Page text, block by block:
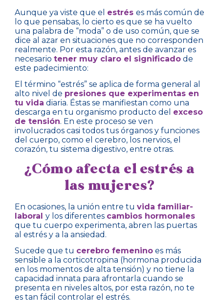
Aunque ya viste que el estrés es más común de
lo que pensabas, lo cierto es que se ha vuelto
una palabra de “moda” o de uso común, que se
dice al azar en situaciones que no corresponden
realmente. Por esta razón, antes de avanzar es
necesario tener muy claro el significado de
este padecimiento:
El término “estrés” se aplica de forma general al
alto nivel de presiones que experimentas en
tu vida diaria. Éstas se manifiestan como una
descarga en tu organismo producto del exceso
de tensión. En este proceso se ven
involucrados casi todos tus órganos y funciones
del cuerpo, como el cerebro, los nervios, el
corazón, tu sistema digestivo, entre otras.
¿Cómo afecta el estrés a
las mujeres?
En ocasiones, la unión entre tu vida familiar-
laboral y los diferentes cambios hormonales
que tu cuerpo experimenta, abren las puertas
al estrés y a la ansiedad.
Sucede que tu cerebro femenino es más
sensible a la corticotropina (hormona producida
en los momentos de alta tensión) y no tiene la
capacidad innata para afrontarla cuando se
presenta en niveles altos, por esta razón, no te
es tan fácil controlar el estrés.